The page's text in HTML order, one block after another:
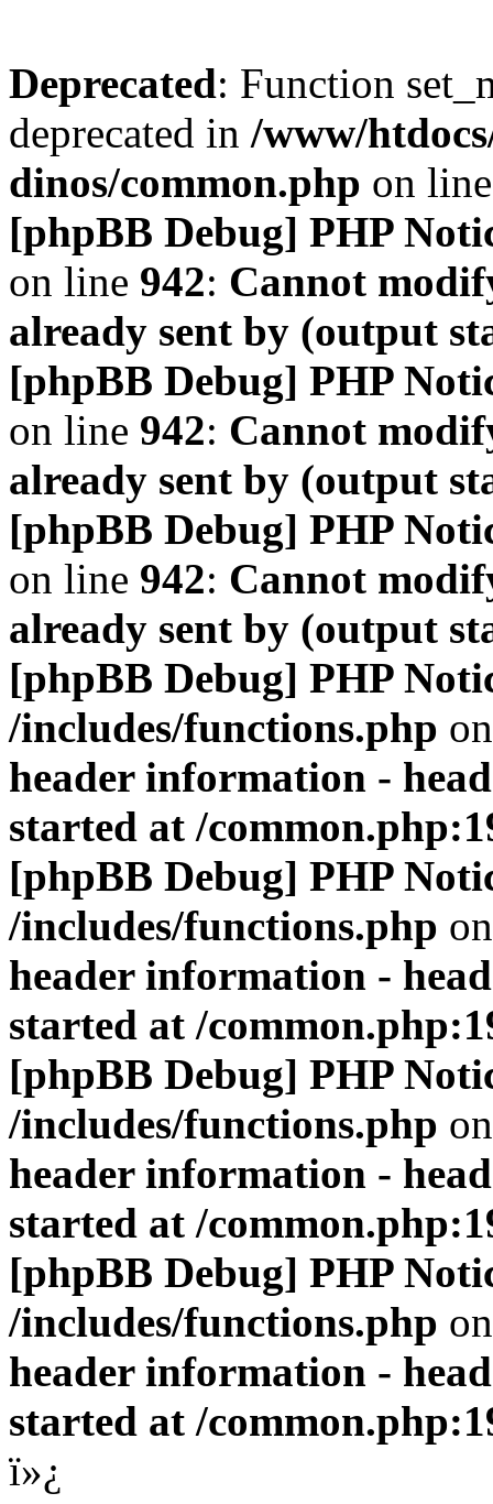
Deprecated: Function
deprecated in /www/
dinos/common.php on
[phpBB Debug] PHP
on line 942: Cannot
already sent by (output
[phpBB Debug] PHP
on line 942: Cannot
already sent by (output
[phpBB Debug] PHP
on line 942: Cannot
already sent by (output
[phpBB Debug] PHP
/includes/functions.php
header information -
started at /
[phpBB Debug] PHP
/includes/functions.php
header information -
started at /
[phpBB Debug] PHP
/includes/functions.php
header information -
started at /
[phpBB Debug] PHP
/includes/functions.php
header information -
started at /
ï»¿